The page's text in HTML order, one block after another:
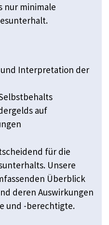
nur minimale
Interpretation der
auf
für die
Unsere
Überblick
deren Auswirkungen
und -berechtigte.